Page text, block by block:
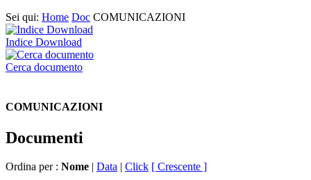
Sei qui: Home Doc COMUNICAZIONI
Indice Download
Cerca documento
COMUNICAZIONI
Documenti
Ordina per : Nome | Data | Click [ Crescente ]